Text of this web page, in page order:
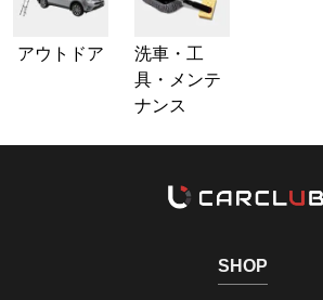
アウトドア
洗車・工
具・メンテ
ナンス
SHOP